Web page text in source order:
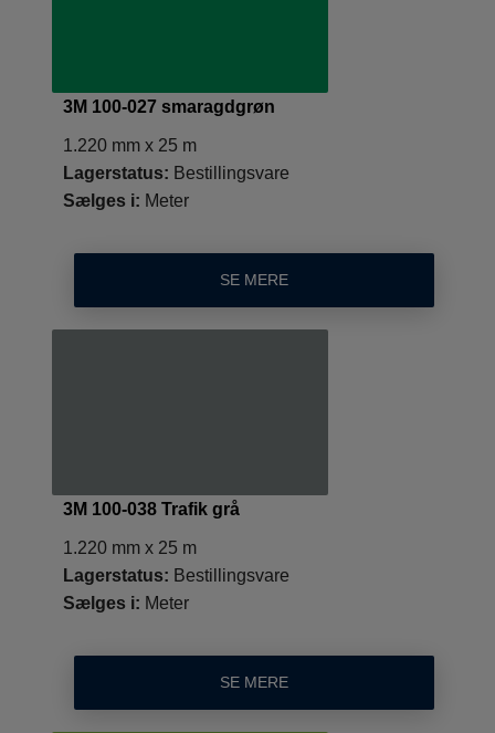
3M 100-027 smaragdgrøn
1.220 mm x 25 m
Lagerstatus: Bestillingsvare
Sælges i: Meter
SE MERE
3M 100-038 Trafik grå
1.220 mm x 25 m
Lagerstatus: Bestillingsvare
Sælges i: Meter
SE MERE